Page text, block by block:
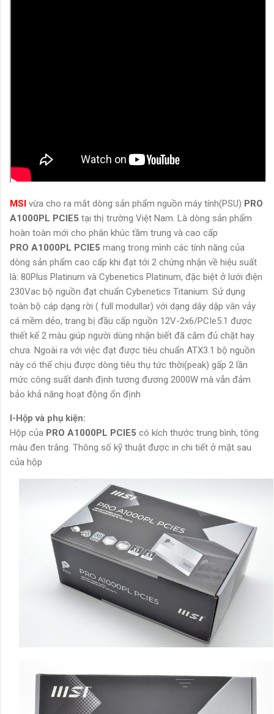
MSI vừa cho ra mắt dòng sản phẩm nguồn máy tính(PSU) PRO
A1000PL PCIE5 tại thị trường Việt Nam. Là dòng sản phẩm
hoàn toàn mới cho phân khúc tầm trung và cao cấp
PRO A1000PL PCIE5 mang trong mình các tính năng của
dòng sản phẩm cao cấp khi đạt tới 2 chứng nhận về hiệu suất
là: 80Plus Platinum và Cybenetics Platinum, đặc biệt ở lưới điện
230Vac bộ nguồn đạt chuẩn Cybenetics Titanium. Sử dụng
toàn bộ cáp dạng rời ( full modullar) với dạng dây dập vân vảy
cá mềm dẻo, trang bị đầu cấp nguồn 12V-2x6/PCIe5.1 được
thiết kế 2 màu giúp người dùng nhận biết đã cắm đủ chặt hay
chưa. Ngoài ra với việc đạt được tiêu chuẩn ATX3.1 bộ nguồn
này có thể chịu được dòng tiêu thụ tức thời(peak) gấp 2 lần
mức công suất danh định tương đương 2000W mà vẫn đảm
bảo khả năng hoạt động ổn định
I-Hộp và phụ kiện:
Hộp của PRO A1000PL PCIE5 có kích thước trung bình, tông
màu đen trắng. Thông số kỹ thuật được in chi tiết ở mặt sau
của hộp